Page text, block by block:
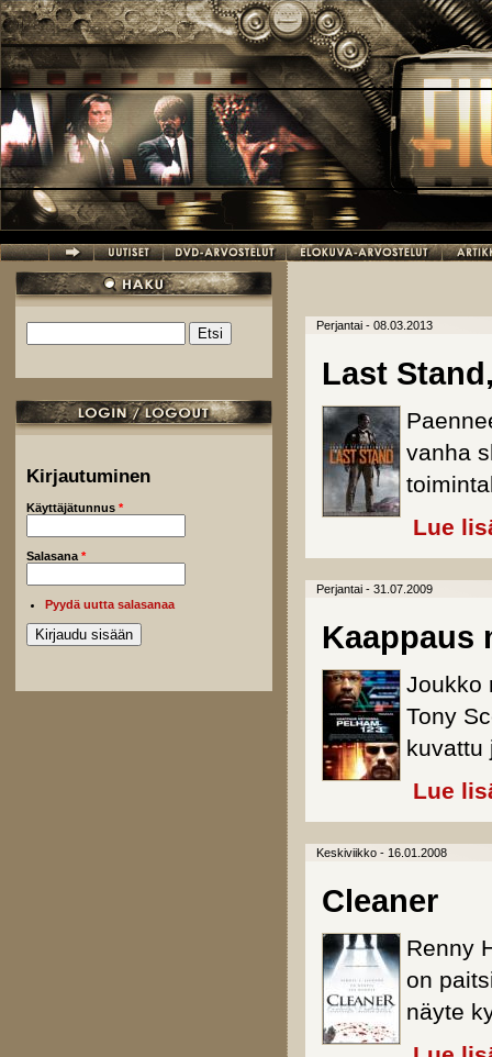
Hyppää pääsisältöön
Hakulomake
Kirjautuminen
Käyttäjätunnus *
Salasana *
Pyydä uutta salasanaa
Perjantai - 08.03.2013
Last
vanha
Lue
Perjantai - 31.07.2009
Kaappaus
Joukko
Tony
kuvattu
Lue
Keskiviikko - 16.01.2008
Cleaner
Renny
on
näyte